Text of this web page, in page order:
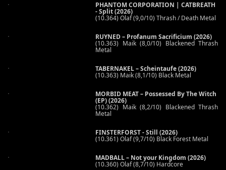
PHANTOM CORPORATION | CATBREATH
- Split (2026)
(10.364) Olaf (9,0/10) Thrash / Death Metal
RUYNED – Profanum Sacrificium (2026)
(10.363) Maik (8,0/10) Blackened Thrash
Metal
TABERNAKEL – Scheintaufe (2026)
(10.363) Maik (8,1/10) Black Metal
MORBID MEAT – Possessed By The Witch
(EP) (2026)
(10.362) Maik (8,2/10) Blackened Thrash
Metal
FINSTERFORST - Still (2026)
(10.361) Olaf (9,7/10) Black Forest Metal
MADBALL – Not your Kingdom (2026)
(10.360) Olaf (8,7/10) Hardcore